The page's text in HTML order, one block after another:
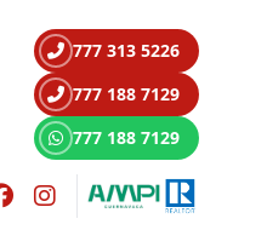
777 313 5226
777 188 7129
777 188 7129